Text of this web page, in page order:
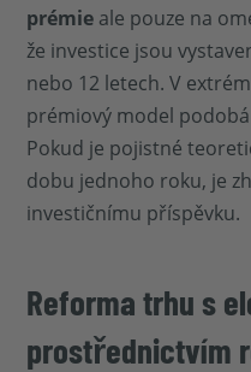
prémie ale pouze na
že investice jsou
nebo 12 letech. V
prémiový model
Pokud je pojistné
dobu jednoho roku, je
investičnímu příspěvku.
Reforma trhu s
prostřednictvím